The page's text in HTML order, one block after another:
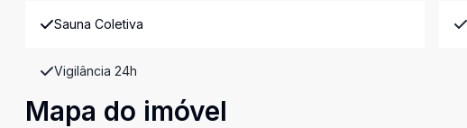
Sauna Coletiva
Vigilância 24h
Mapa do imóvel